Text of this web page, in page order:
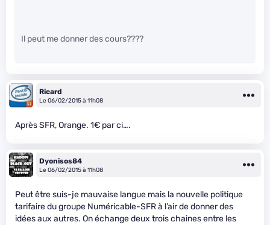
Il peut me donner des cours????
Ricard
Le 06/02/2015 à 11h08
Après SFR, Orange. 1€ par ci….
Dyonisos84
Le 06/02/2015 à 11h08
Peut être suis-je mauvaise langue mais la nouvelle politique
tarifaire du groupe Numéricable-SFR à l’air de donner des
idées aux autres. On échange deux trois chaines entre les